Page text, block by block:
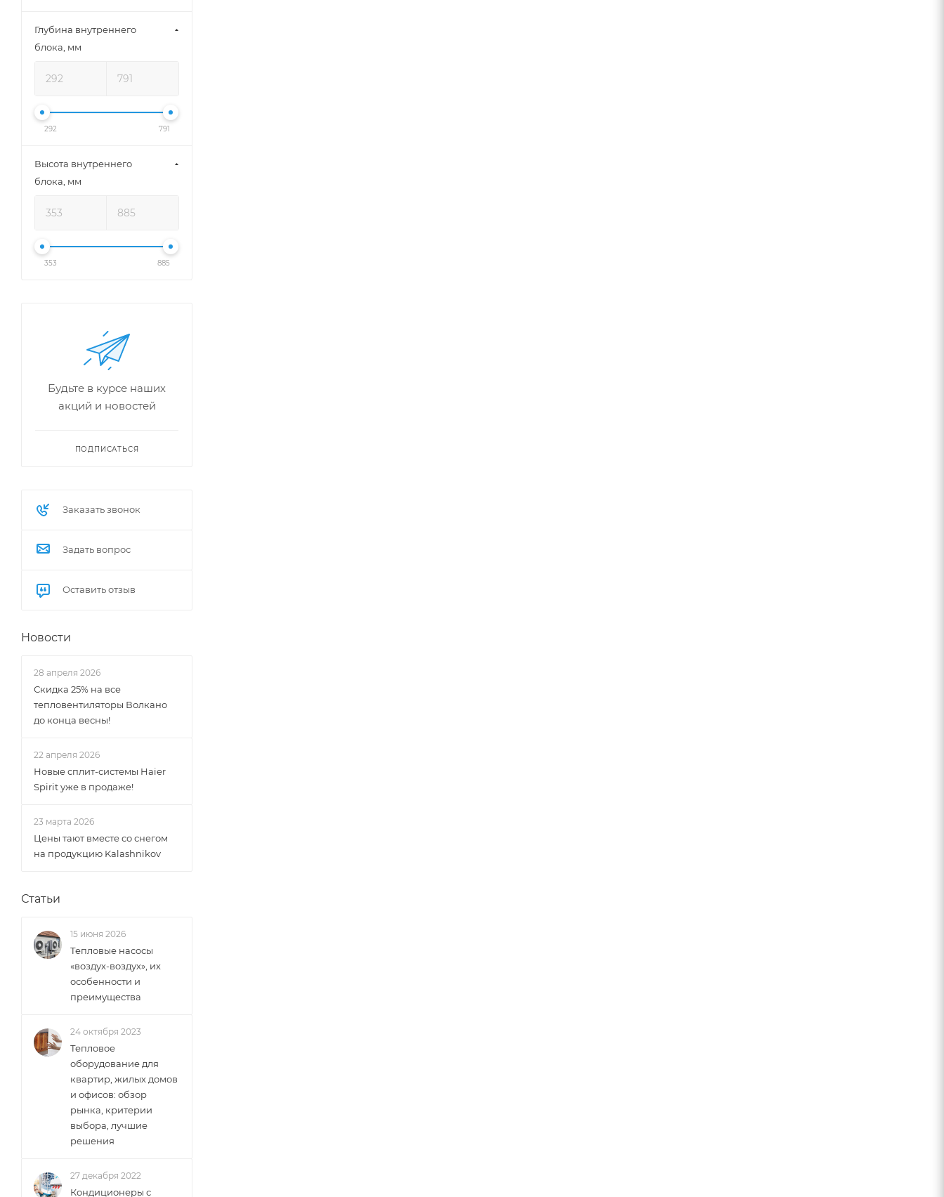
Глубина внутреннего
блока, мм
292 791
Высота внутреннего
блока, мм
353 885
Будьте в курсе наших
акций и новостей
ПОДПИСАТЬСЯ
Заказать звонок
Задать вопрос
Оставить отзыв
Новости
28 апреля 2026
Скидка 25% на все
тепловентиляторы Волкано
до конца весны!
22 апреля 2026
Новые сплит-системы Haier
Spirit уже в продаже!
23 марта 2026
Цены тают вместе со снегом
на продукцию Kalashnikov
Статьи
15 июня 2026
Тепловые насосы
«воздух-воздух», их
особенности и
преимущества
24 октября 2023
Тепловое
оборудование для
квартир, жилых домов
и офисов: обзор
рынка, критерии
выбора, лучшие
решения
27 декабря 2022
Кондиционеры с